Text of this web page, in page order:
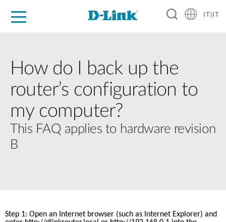
IT|IT
How do I back up the
router’s configuration to
my computer?
This FAQ applies to hardware revision
B
Step 1: Open an Internet browser (such as Internet Explorer) and